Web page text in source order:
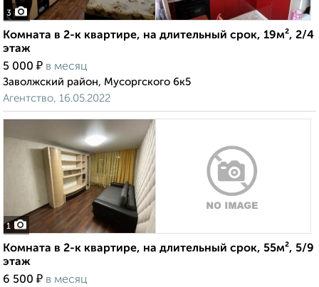
3
Комната в 2-к квартире, на длительный срок, 19м², 2/4
этаж
5 000 ₽ в месяц
Заволжский район, Мусоргского 6к5
Агентство, 16.05.2022
1
Комната в 2-к квартире, на длительный срок, 55м², 5/9
этаж
6 500 ₽ в месяц